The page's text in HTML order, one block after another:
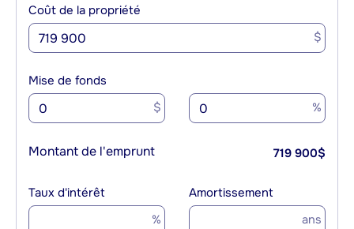
Coût de la propriété
$
Mise de fonds
$ %
Montant de l'emprunt 719 900$
Taux d'intérêt
%
Amortissement
ans